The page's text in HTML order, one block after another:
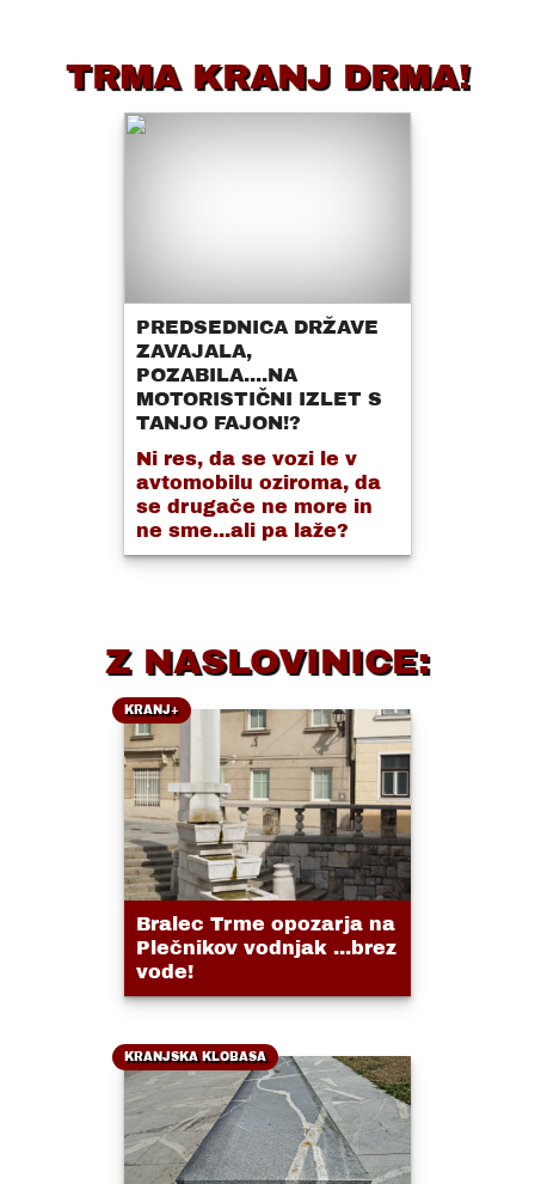
TRMA KRANJ DRMA!
PREDSEDNICA DRŽAVE
ZAVAJALA,
POZABILA....NA
MOTORISTIČNI IZLET S
TANJO FAJON!?
Ni res, da se vozi le v
avtomobilu oziroma, da
se drugače ne more in
ne sme...ali pa laže?
Z NASLOVINICE:
KRANJ+
Bralec Trme opozarja na
Plečnikov vodnjak ...brez
vode!
KRANJSKA KLOBASA